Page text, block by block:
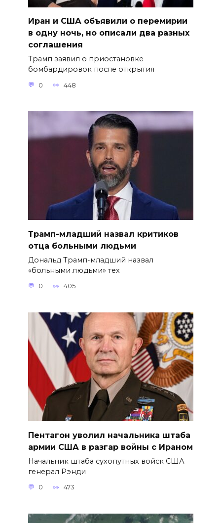
Иран и США объявили о перемирии
в одну ночь, но описали два разных
соглашения
Трамп заявил о приостановке
бомбардировок после открытия
0 448
Трамп-младший назвал критиков
отца больными людьми
Дональд Трамп-младший назвал
«больными людьми» тех
0 405
Пентагон уволил начальника штаба
армии США в разгар войны с Ираном
Начальник штаба сухопутных войск США
генерал Рэнди
0 473